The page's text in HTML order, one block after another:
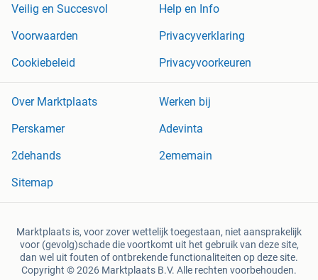
Veilig en Succesvol
Help en Info
Voorwaarden
Privacyverklaring
Cookiebeleid
Privacyvoorkeuren
Over Marktplaats
Werken bij
Perskamer
Adevinta
2dehands
2ememain
Sitemap
Marktplaats is, voor zover wettelijk toegestaan, niet aansprakelijk
voor (gevolg)schade die voortkomt uit het gebruik van deze site,
dan wel uit fouten of ontbrekende functionaliteiten op deze site.
Copyright © 2026 Marktplaats B.V. Alle rechten voorbehouden.